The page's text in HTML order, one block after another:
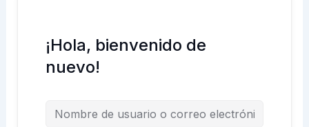
¡Hola, bienvenido de
nuevo!